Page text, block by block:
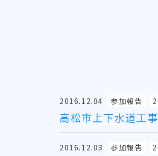
2016.12.04 参加報告
高松市上下水道工
2016.12.03 参加報告